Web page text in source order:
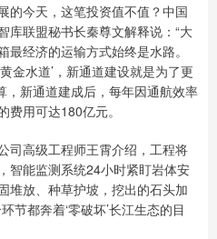
今天，这笔投资值不值？中国
库联盟秘书长秦尊文解释说：“大
经济的运输方式始终是水路。
金水道’，新通道建设就是为了更
，新通道建成后，每年因通航效率
用可达180亿元。
高级工程师王霄介绍，工程将
智能监测系统24小时紧盯岩体安
堆放、种草护坡，挖出的石头加
节都奔着‘零破坏’长江生态的目